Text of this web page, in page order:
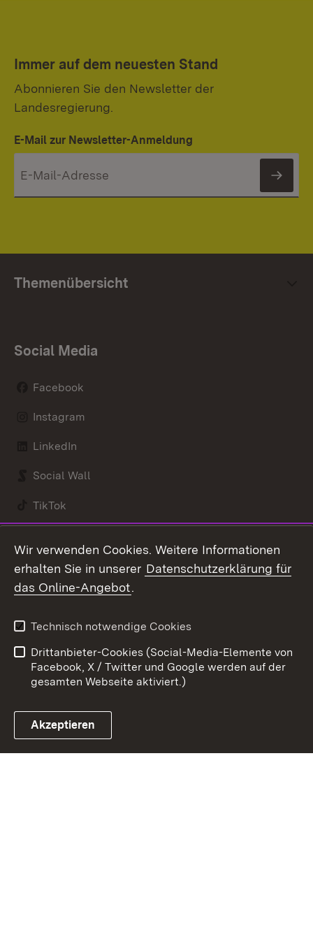
Immer auf dem neuesten Stand
Abonnieren Sie den Newsletter der
Landesregierung.
E-Mail zur Newsletter-Anmeldung
Themenübersicht
Social Media
Facebook
Instagram
LinkedIn
Social Wall
TikTok
Link zum Landesportal
Kontakt
Barrierefreiheit
Impressum
Cookies
Wir verwenden Cookies. Weitere Informationen
erhalten Sie in unserer Datenschutzerklärung für
das Online-Angebot.
Technisch notwendige Cookies
Drittanbieter-Cookies (Social-Media-Elemente von
Facebook, X / Twitter und Google werden auf der
gesamten Webseite aktiviert.)
Akzeptieren